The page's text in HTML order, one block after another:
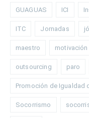
GUAGUAS ICI
ITC Jornadas
maestro motivación
outsourcing paro
Promoción de Igualdad
Socorrismo